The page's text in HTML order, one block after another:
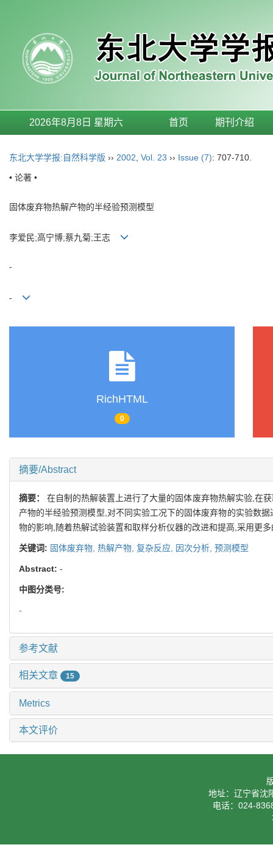
2026年8月8日 星期六 首页 期刊介绍
东北大学学报:自然科学版 ›› 2002 Vol. 23 ›› Issue (7): 707-710.
• 论著 •
固体废弃物热解产物的半经验预测模型
李爱民;高宁博;蔡九菊;王志
-
-
RichHTML
0
摘要/Abstract
摘要：在自制的热解装置上进行了大量的固体废弃物热解实验,在
产物的半经验预测模型,对不同实验工况下的固体废弃物的实验数
物的影响,随着热解试验装置和取样分析仪器的改进和提高,采用更
关键词: 固体废弃物, 热解产物, 复杂反应, 因次分析, 预测模型
Abstract: -
中图分类号:
-
参考文献
相关文章 15
Metrics
本文评价
地址：辽宁省沈
电话：024-